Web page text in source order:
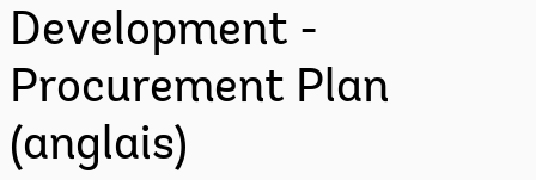
Development -
Procurement Plan
(anglais)